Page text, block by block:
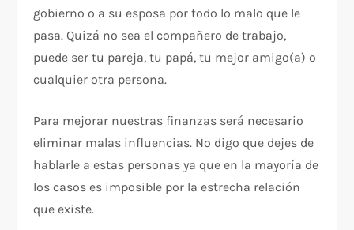
gobierno o a su esposa por todo lo malo que le
pasa. Quizá no sea el compañero de trabajo,
puede ser tu pareja, tu papá, tu mejor amigo(a) o
cualquier otra persona.
Para mejorar nuestras finanzas será necesario
eliminar malas influencias. No digo que dejes de
hablarle a estas personas ya que en la mayoría de
los casos es imposible por la estrecha relación
que existe.